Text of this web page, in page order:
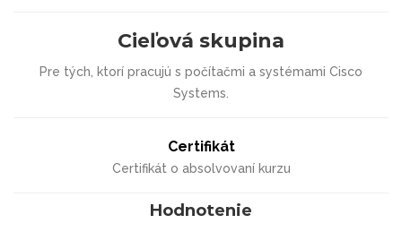
Cieľová skupina
Pre tých, ktorí pracujú s počítačmi a systémami Cisco
Systems.
Certifikát
Certifikát o absolvovaní kurzu
Hodnotenie